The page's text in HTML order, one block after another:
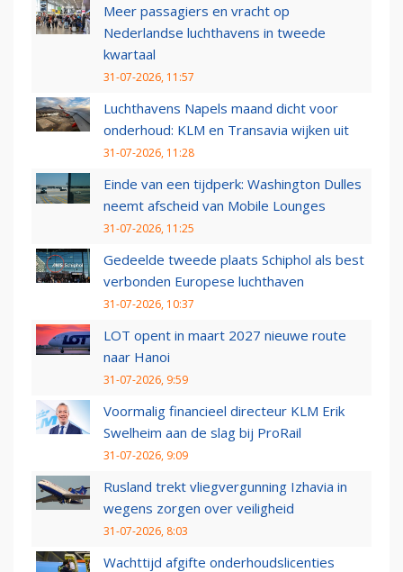
Meer passagiers en vracht op
Nederlandse luchthavens in tweede
kwartaal
31-07-2026, 11:57
Luchthavens Napels maand dicht voor
onderhoud: KLM en Transavia wijken uit
31-07-2026, 11:28
Einde van een tijdperk: Washington Dulles
neemt afscheid van Mobile Lounges
31-07-2026, 11:25
Gedeelde tweede plaats Schiphol als best
verbonden Europese luchthaven
31-07-2026, 10:37
LOT opent in maart 2027 nieuwe route
naar Hanoi
31-07-2026, 9:59
Voormalig financieel directeur KLM Erik
Swelheim aan de slag bij ProRail
31-07-2026, 9:09
Rusland trekt vliegvergunning Izhavia in
wegens zorgen over veiligheid
31-07-2026, 8:03
Wachttijd afgifte onderhoudslicenties